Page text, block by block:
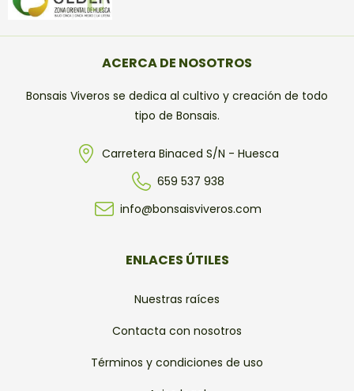
ACERCA DE NOSOTROS
Bonsais Viveros se dedica al cultivo y creación de todo
tipo de Bonsais.
Carretera Binaced S/N - Huesca
659 537 938
info@bonsaisviveros.com
ENLACES ÚTILES
Nuestras raíces
Contacta con nosotros
Términos y condiciones de uso